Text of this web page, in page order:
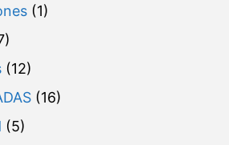
(1)
(12)
(16)
(5)